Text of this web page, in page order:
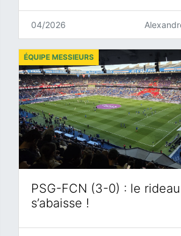
04/2026
PSG-FCN (3-0) : le rideau
s’abaisse !
ÉQUIPE MESSIEURS